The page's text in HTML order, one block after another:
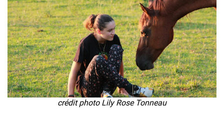
crédit photo Lily Rose Tonneau